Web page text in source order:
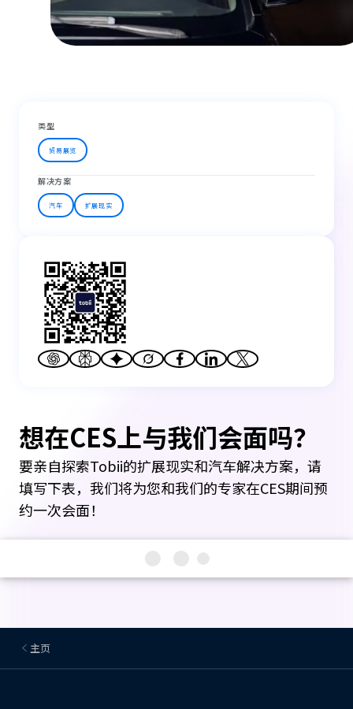
类型
贸易展览
解决方案
汽车 扩展现实
想在CES上与我们会面吗？
要亲自探索Tobii的扩展现实和汽车解决方案，请
填写下表，我们将为您和我们的专家在CES期间预
约一次会面！
主页